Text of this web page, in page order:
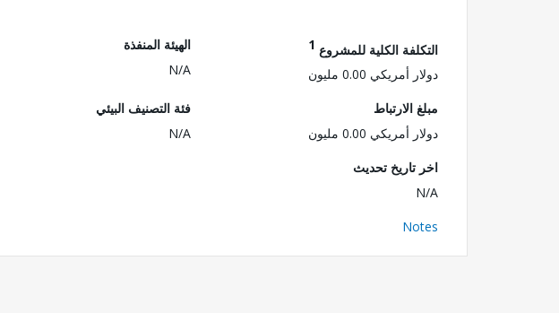
التكلفة الكلية للمشروع 1
دولار أمريكي 0.00 مليون
الهيئة المنفذة
N/A
مبلغ الارتباط
دولار أمريكي 0.00 مليون
فئة التصنيف البيئي
N/A
اخر تاريخ تحديث
N/A
Notes